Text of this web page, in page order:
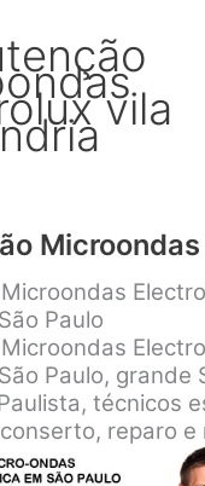
vila
Paulo
Paulo, grande
técnicos
reparo e